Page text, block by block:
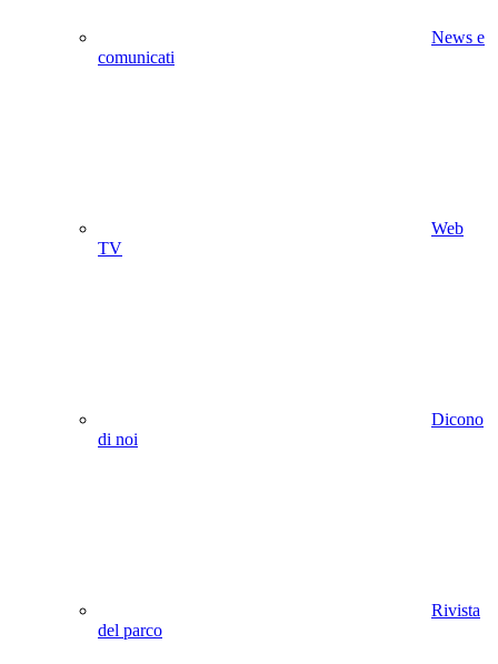
News e
comunicati
Web
TV
Dicono
di noi
Rivista
del parco